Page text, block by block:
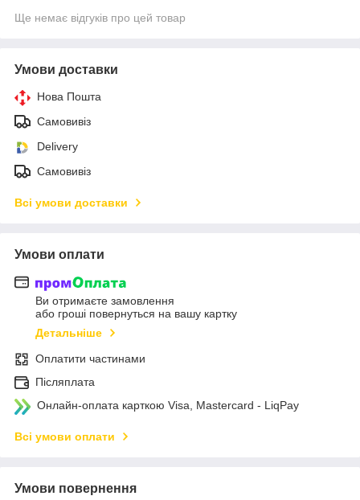
Ще немає відгуків про цей товар
Умови доставки
Нова Пошта
Самовивіз
Delivery
Самовивіз
Всі умови доставки
Умови оплати
Ви отримаєте замовлення
або гроші повернуться на вашу картку
Детальніше
Оплатити частинами
Післяплата
Онлайн-оплата карткою Visa, Mastercard - LiqPay
Всі умови оплати
Умови повернення